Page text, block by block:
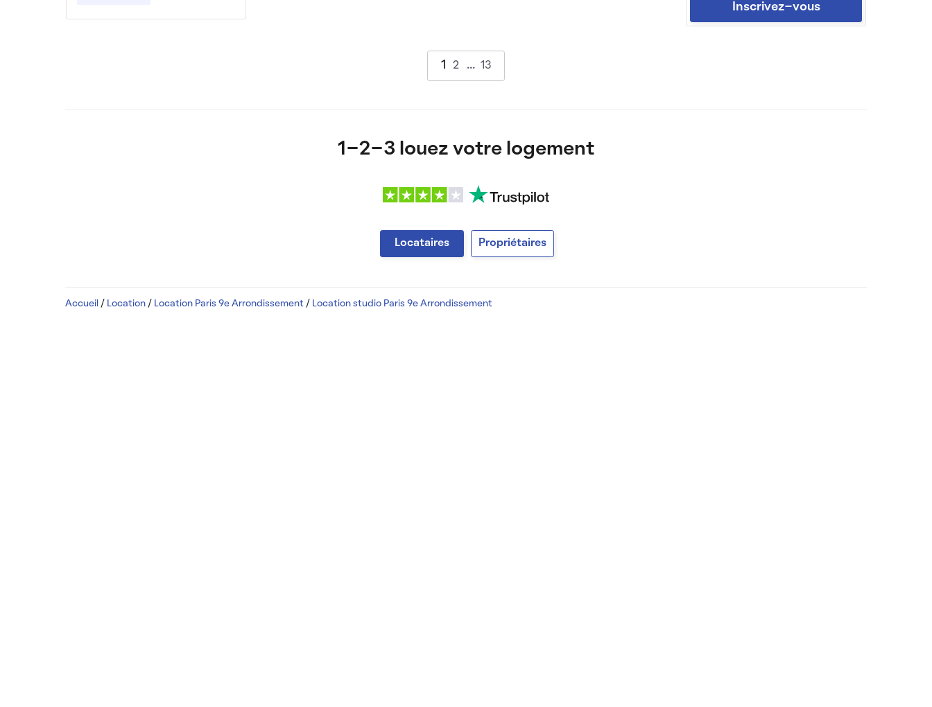
Inscrivez-vous
1 2 13
1-2-3 louez votre logement
Locataires Propriétaires
Accueil / Location / Location Paris 9e Arrondissement / Location studio Paris 9e Arrondissement